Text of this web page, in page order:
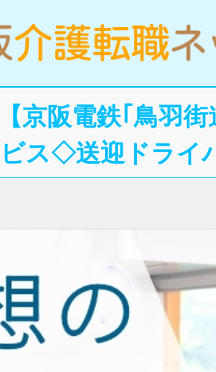
【京阪電鉄｢鳥羽
ス◇送迎ドライ